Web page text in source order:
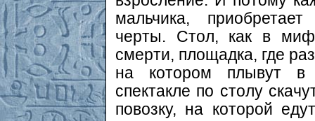
мальчика,
черты. Стол, как в
смерти, площадка, где
на котором плывут в
спектакле по столу
повозку, на которой